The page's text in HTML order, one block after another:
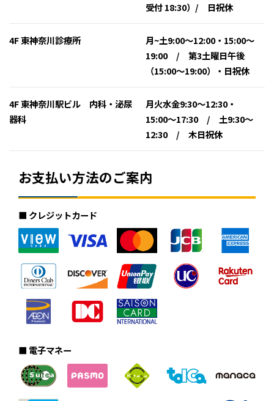
受付 18:30）/ 日祝休
4F 東神奈川診療所
月~土9:00〜12:00・15:00〜
19:00 / 第3土曜日午後
（15:00〜19:00）・日祝休
4F 東神奈川駅ビル 内科・泌尿
器科
月火水金9:30～12:30・
15:00～17:30 / 土9:30～
12:30 / 木日祝休
お支払い方法のご案内
■ クレジットカード
■ 電子マネー